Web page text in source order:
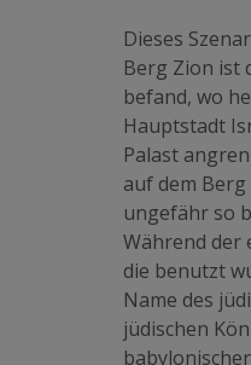
Dieses
Berg Zion ist
befand, wo
Hauptstadt
Palast
auf dem
ungefähr so
Während der
die benutzt
Name des
jüdischen